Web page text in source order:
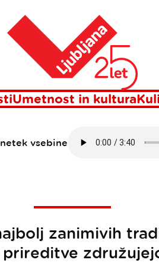
Umetnost in kultura
vsebine
zanimivih